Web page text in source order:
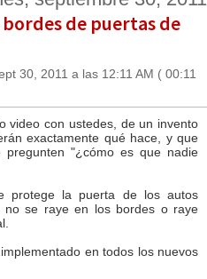
de puertas de
30, 2011 a las 12:11 AM ( 00:11
video con ustedes, de un invento
exactamente qué hace, y que
"¿cómo es que nadie
protege la puerta de los autos
se raye en los bordes o raye
en todos los nuevos